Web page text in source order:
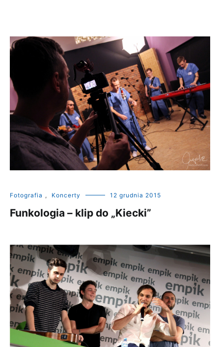
Fotografia , Koncerty 12 grudnia 2015
Funkologia – klip do „Kiecki”